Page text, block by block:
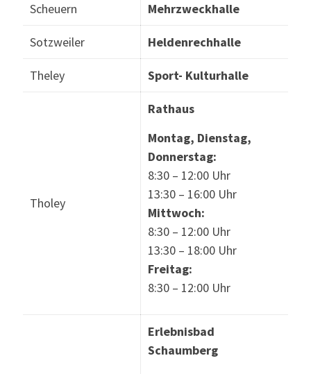
Scheuern Mehrzweckhalle
Sotzweiler Heldenrechhalle
Theley Sport- Kulturhalle
Tholey
Rathaus
Montag, Dienstag,
Donnerstag:
8:30 – 12:00 Uhr
13:30 – 16:00 Uhr
Mittwoch:
8:30 – 12:00 Uhr
13:30 – 18:00 Uhr
Freitag:
8:30 – 12:00 Uhr
Erlebnisbad
Schaumberg